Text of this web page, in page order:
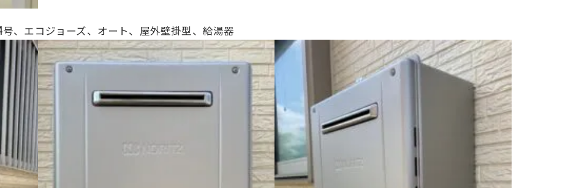
、エコジョーズ、オート、 屋外壁掛型、給湯器